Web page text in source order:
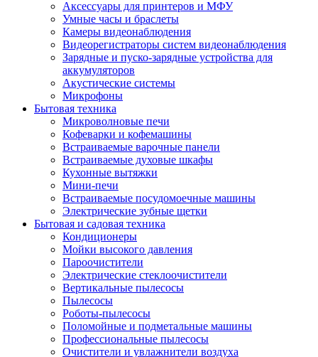
Аксессуары для принтеров и МФУ
Умные часы и браслеты
Камеры видеонаблюдения
Видеорегистраторы систем видеонаблюдения
Зарядные и пуско-зарядные устройства для
аккумуляторов
Акустические системы
Микрофоны
Бытовая техника
Микроволновые печи
Кофеварки и кофемашины
Встраиваемые варочные панели
Встраиваемые духовые шкафы
Кухонные вытяжки
Мини-печи
Встраиваемые посудомоечные машины
Электрические зубные щетки
Бытовая и садовая техника
Кондиционеры
Мойки высокого давления
Пароочистители
Электрические стеклоочистители
Вертикальные пылесосы
Пылесосы
Роботы-пылесосы
Поломойные и подметальные машины
Профессиональные пылесосы
Очистители и увлажнители воздуха